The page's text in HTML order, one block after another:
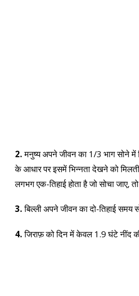
2.मनुष्य अपने जीवन का 1/3 भाग सोने में
के आधार पर इसमें भिन्नता देखने को
लगभग एक-तिहाई होता है जो सोचा जाए,
3.बिल्ली अपने जीवन का दो-तिहाई समय
4.जिराफ़ को दिन में केवल 1.9 घंटे नींद